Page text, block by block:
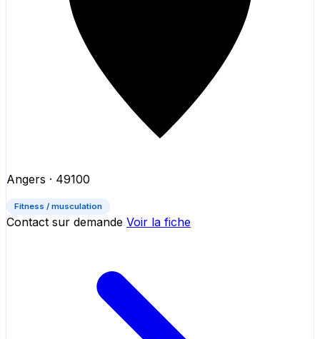
Angers · 49100
Fitness / musculation
Contact sur demande Voir la fiche